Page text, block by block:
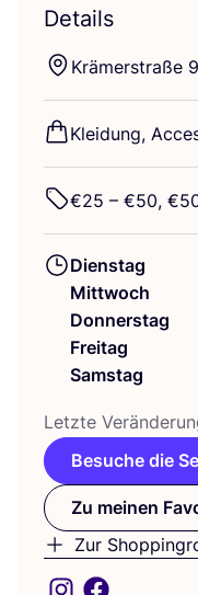
Details
Krä­mer­stra­ße 9
Klei­dung,
€25 – €50, €
Dienstag
Mittwoch
Donnerstag
Freitag
Samstag
Letz­te
Besuche die
Zu meinen
Zur